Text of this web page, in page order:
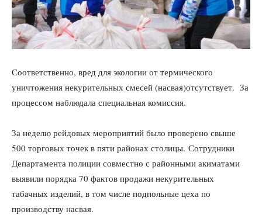
Соответственно, вред для экологии от термического
уничтожения некурительных смесей (насвая)отсутствует. За
процессом наблюдала специальная комиссия.
За неделю рейдовых мероприятий было проверено свыше
500 торговых точек в пяти районах столицы. Сотрудники
Департамента полиции совместно с районными акиматами
выявили порядка 70 фактов продажи некурительных
табачных изделий, в том числе подпольные цеха по
производству насвая.